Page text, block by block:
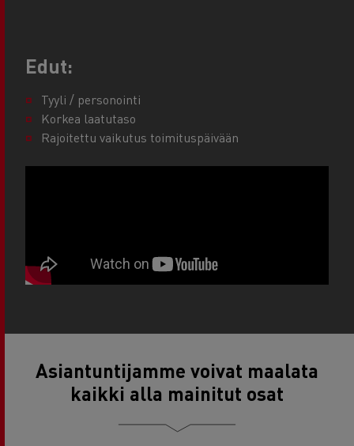
Edut:
Tyyli / personointi
Korkea laatutaso
Rajoitettu vaikutus toimituspäivään
Asiantuntijamme voivat maalata
kaikki alla mainitut osat